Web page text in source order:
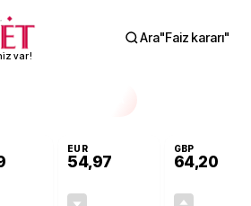
var!
Ara"Faiz kararı"
EUR
54,97
GBP
64,20